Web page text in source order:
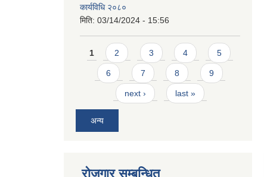
कार्यविधि २०८०
मिति: 03/14/2024 - 15:56
Pages
1 2 3 4 5
6 7 8 9
next › last »
अन्य
रोजगार सम्बन्धित